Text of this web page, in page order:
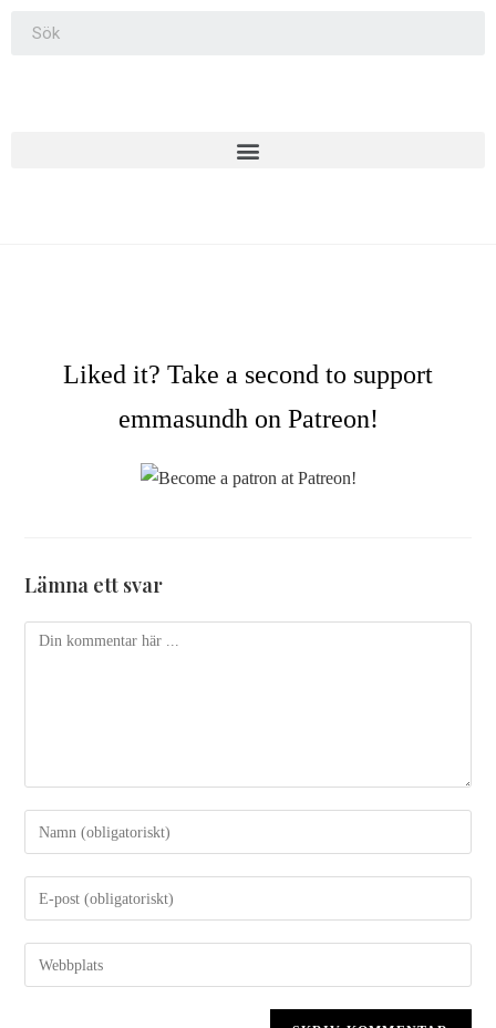
Liked it? Take a second to support
emmasundh on Patreon!
Lämna ett svar